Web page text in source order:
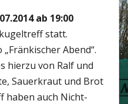
ab 19:00
statt.
Abend“.
hierzu von Ralf und
Sauerkraut und Brot
haben auch Nicht-